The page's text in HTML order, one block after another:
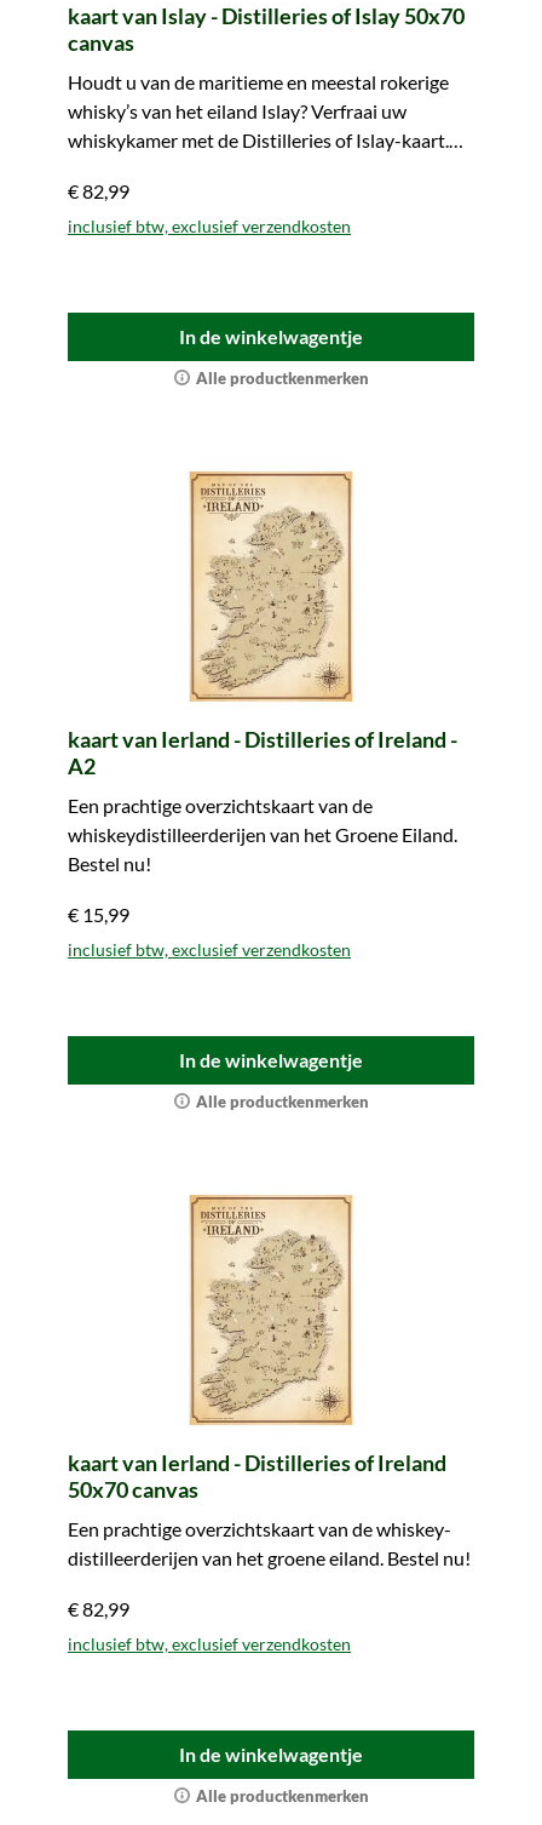
kaart van Islay - Distilleries of Islay 50x70
canvas
Houdt u van de maritieme en meestal rokerige
whisky’s van het eiland Islay? Verfraai uw
whiskykamer met de Distilleries of Islay-kaart.
oogopslag. Gemakkelijk mee te nemen.
€ 82,99
inclusief btw, exclusief verzendkosten
In de winkelwagentje
Alle productkenmerken
kaart van Ierland - Distilleries of Ireland -
A2
Een prachtige overzichtskaart van de
whiskeydistilleerderijen van het Groene Eiland.
Bestel nu!
€ 15,99
inclusief btw, exclusief verzendkosten
In de winkelwagentje
Alle productkenmerken
kaart van Ierland - Distilleries of Ireland
50x70 canvas
Een prachtige overzichtskaart van de whiskey-
distilleerderijen van het groene eiland. Bestel nu!
€ 82,99
inclusief btw, exclusief verzendkosten
In de winkelwagentje
Alle productkenmerken